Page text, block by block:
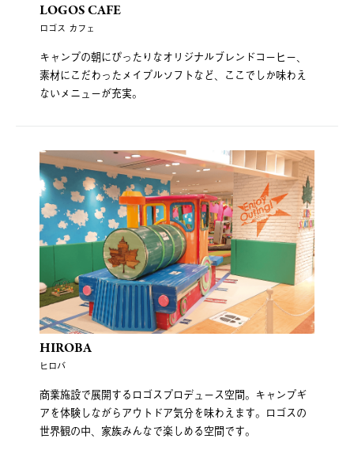
LOGOS CAFE
ロゴス カフェ
キャンプの朝にぴったりなオリジナルブレンドコーヒー、
素材にこだわったメイプルソフトなど、ここでしか味わえ
ないメニューが充実。
HIROBA
ヒロバ
商業施設で展開するロゴスプロデュース空間。キャンプギ
アを体験しながらアウトドア気分を味わえます。ロゴスの
世界観の中、家族みんなで楽しめる空間です。